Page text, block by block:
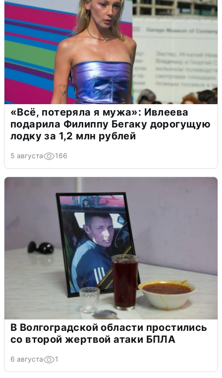
«Всё, потеряла я мужа»: Ивлеева
подарила Филиппу Бегаку дорогущую
лодку за 1,2 млн рублей
5 августа 166
В Волгоградской области простились
со второй жертвой атаки БПЛА
6 августа 1